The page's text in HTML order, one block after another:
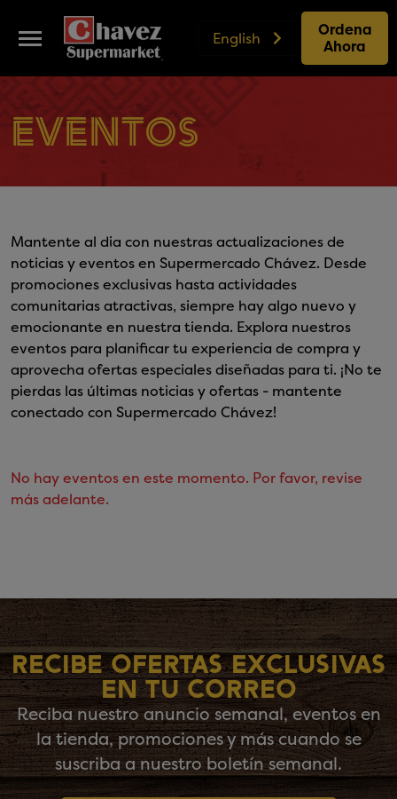
English
Ordena
Ahora
Eventos
Mantente al dia con nuestras actualizaciones de
noticias y eventos en Supermercado Chávez. Desde
promociones exclusivas hasta actividades
comunitarias atractivas, siempre hay algo nuevo y
emocionante en nuestra tienda. Explora nuestros
eventos para planificar tu experiencia de compra y
aprovecha ofertas especiales diseñadas para ti. ¡No te
pierdas las últimas noticias y ofertas - mantente
conectado con Supermercado Chávez!
No hay eventos en este momento. Por favor, revise
más adelante.
RECIBE OFERTAS EXCLUSIVAS
EN TU CORREO
Reciba nuestro anuncio semanal, eventos en
la tienda, promociones y más cuando se
suscriba a nuestro boletín semanal.